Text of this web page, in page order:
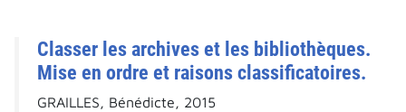
Classer les archives et les bibliothèques.
Mise en ordre et raisons classificatoires.
GRAILLES, Bénédicte, 2015